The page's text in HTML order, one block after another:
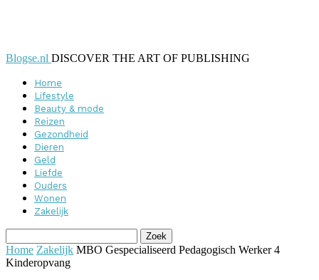
Blogse.nl DISCOVER THE ART OF PUBLISHING
Home
Lifestyle
Beauty & mode
Reizen
Gezondheid
Dieren
Geld
Liefde
Ouders
Wonen
Zakelijk
Home Zakelijk MBO Gespecialiseerd Pedagogisch Werker 4
Kinderopvang